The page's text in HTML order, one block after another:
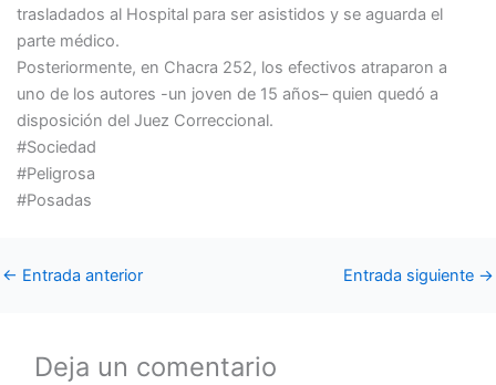
trasladados al Hospital para ser asistidos y se aguarda el
parte médico.
Posteriormente, en Chacra 252, los efectivos atraparon a
uno de los autores -un joven de 15 años– quien quedó a
disposición del Juez Correccional.
#Sociedad
#Peligrosa
#Posadas
← Entrada anterior Entrada siguiente →
Deja un comentario